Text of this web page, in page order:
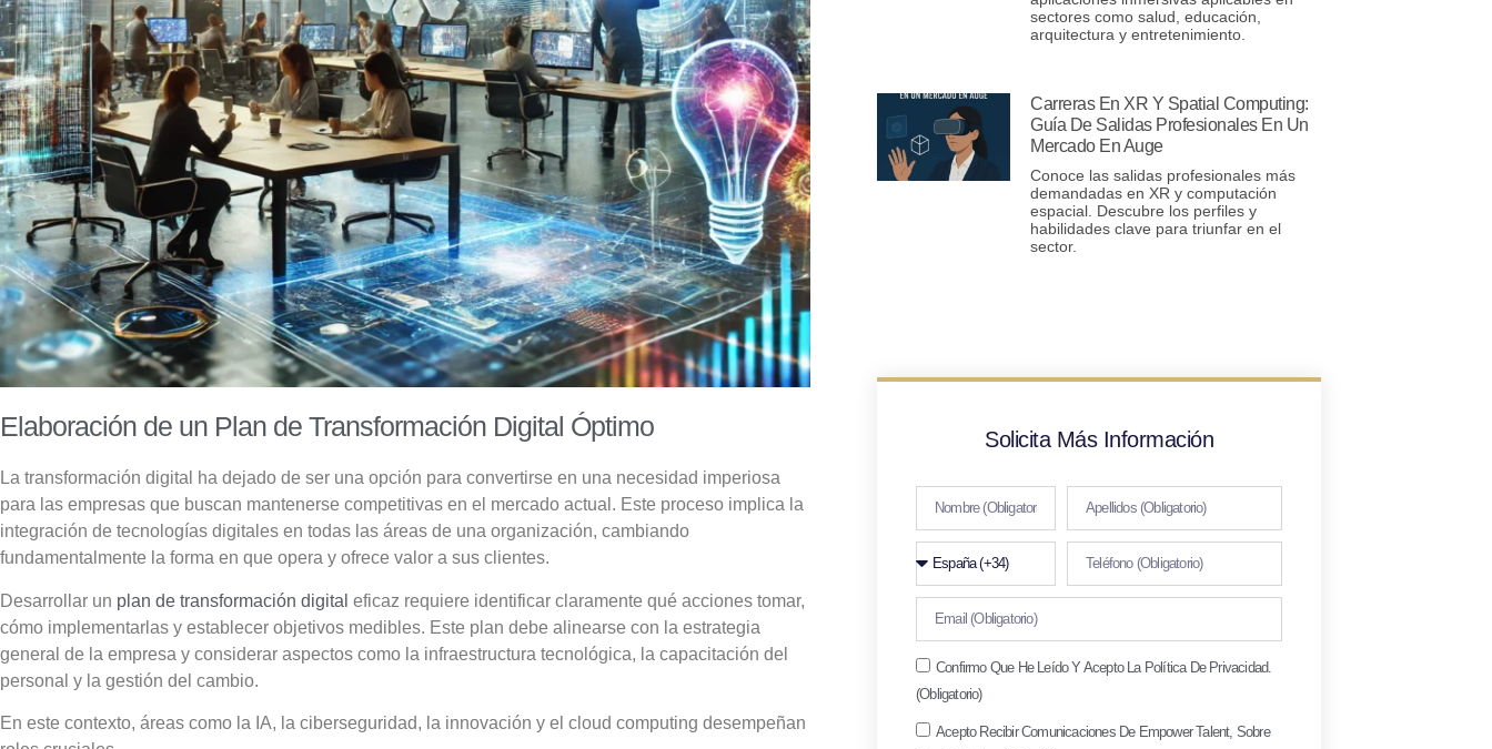
Elaboración de un Plan de Transformación Digital Óptimo
La transformación digital ha dejado de ser una opción para convertirse en una necesidad imperiosa
para las empresas que buscan mantenerse competitivas en el mercado actual. Este proceso implica la
integración de tecnologías digitales en todas las áreas de una organización, cambiando
fundamentalmente la forma en que opera y ofrece valor a sus clientes.
Desarrollar un plan de transformación digital eficaz requiere identificar claramente qué acciones tomar,
cómo implementarlas y establecer objetivos medibles. Este plan debe alinearse con la estrategia
general de la empresa y considerar aspectos como la infraestructura tecnológica, la capacitación del
personal y la gestión del cambio.
En este contexto, áreas como la IA, la ciberseguridad, la innovación y el cloud computing desempeñan
sectores como salud, educación,
arquitectura y entretenimiento.
Carreras En XR Y Spatial Computing:
Guía De Salidas Profesionales En Un
Mercado En Auge
Conoce las salidas profesionales más
demandadas en XR y computación
espacial. Descubre los perfiles y
habilidades clave para triunfar en el
sector.
Solicita Más Información
Confirmo Que He Leído Y Acepto La Política De Privacidad.
(Obligatorio)
Acepto Recibir Comunicaciones De Empower Talent, Sobre